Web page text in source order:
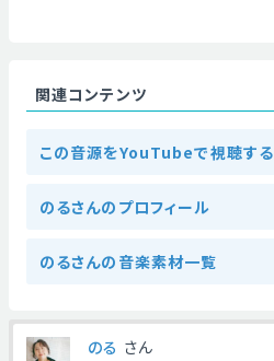
関連コンテンツ
この音源をYouTubeで視聴する
のるさんのプロフィール
のるさんの音楽素材一覧
のる さん